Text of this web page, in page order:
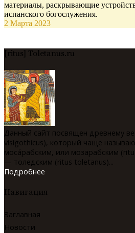
материалы, раскрывающие
испанского богослужения.
2 Марта 2023
[ritus] Toletanus.ru
Данный сайт посвящен древнему
visigothicus), который чаще
мосáрабским, или мозарабским
— толедским (ritus toletanus)...
Подробнее
Навигация
Заглавная
Новости